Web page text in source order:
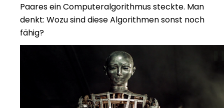
Paares ein Computeralgorithmus steckte. Man
denkt: Wozu sind diese Algorithmen sonst noch
fähig?